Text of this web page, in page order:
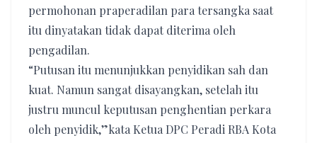
permohonan praperadilan para tersangka saat
itu dinyatakan tidak dapat diterima oleh
pengadilan.
“Putusan itu menunjukkan penyidikan sah dan
kuat. Namun sangat disayangkan, setelah itu
justru muncul keputusan penghentian perkara
oleh penyidik,”kata Ketua DPC Peradi RBA Kota